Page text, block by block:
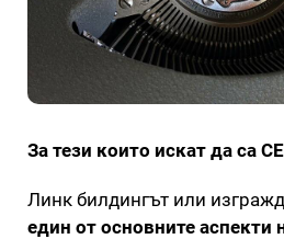
За тези които искат да са
Линк билдингът или
един от основните аспекти